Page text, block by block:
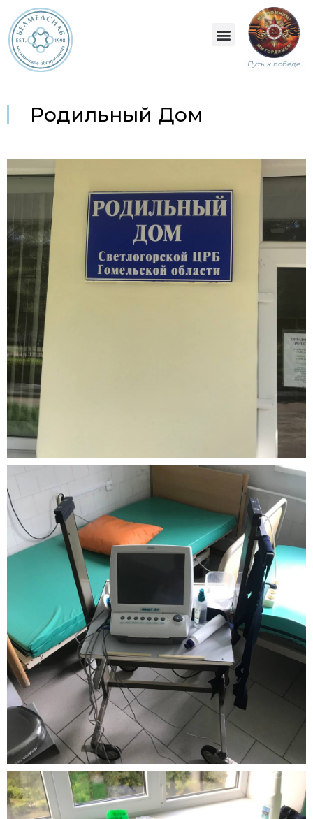
Путь к победе
Родильный Дом